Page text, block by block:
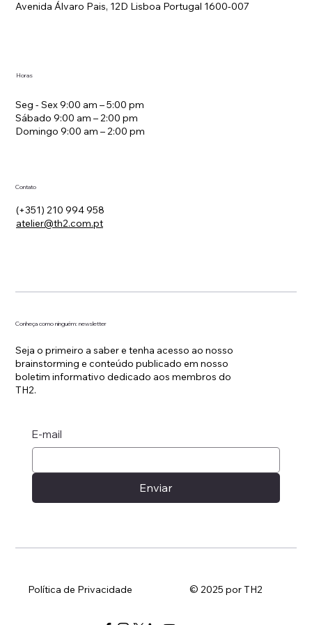
Avenida Álvaro Pais, 12D Lisboa Portugal 1600-007
Horas
Seg - Sex 9:00 am – 5:00 pm
Sábado 9:00 am – 2:00 pm
Domingo 9:00 am – 2:00 pm
Contato
(+351) 210 994 958
atelier@th2.com.pt
Conheça como ninguém: newsletter
Seja o primeiro a saber e tenha acesso ao nosso
brainstorming e conteúdo publicado em nosso
boletim informativo dedicado aos membros do
TH2.
E-mail
Enviar
Política de Privacidade © 2025 por TH2